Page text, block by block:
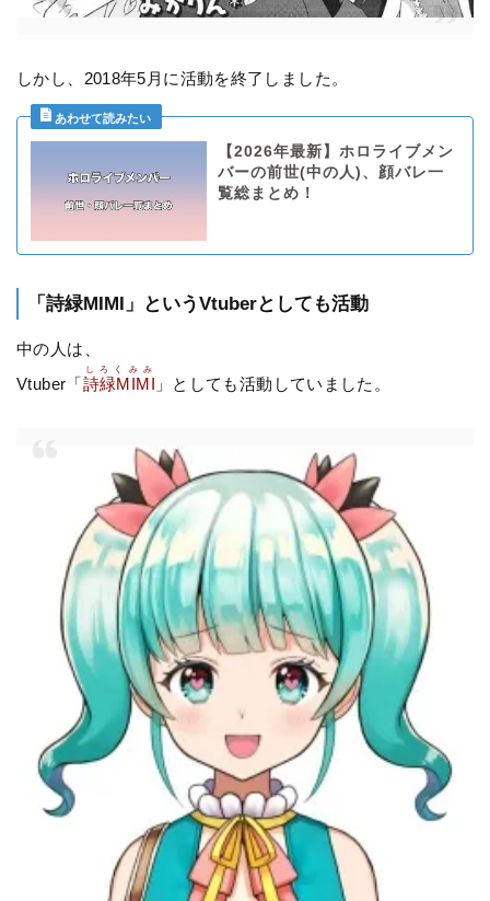
しかし、2018年5月に活動を終了しました。
【2026年最新】ホロライブメン
バーの前世(中の人)、顔バレ一
覧総まとめ！
「詩緑MIMI」というVtuberとしても活動
中の人は、
Vtuber「詩緑MIMI
しろくみみ
」としても活動していました。